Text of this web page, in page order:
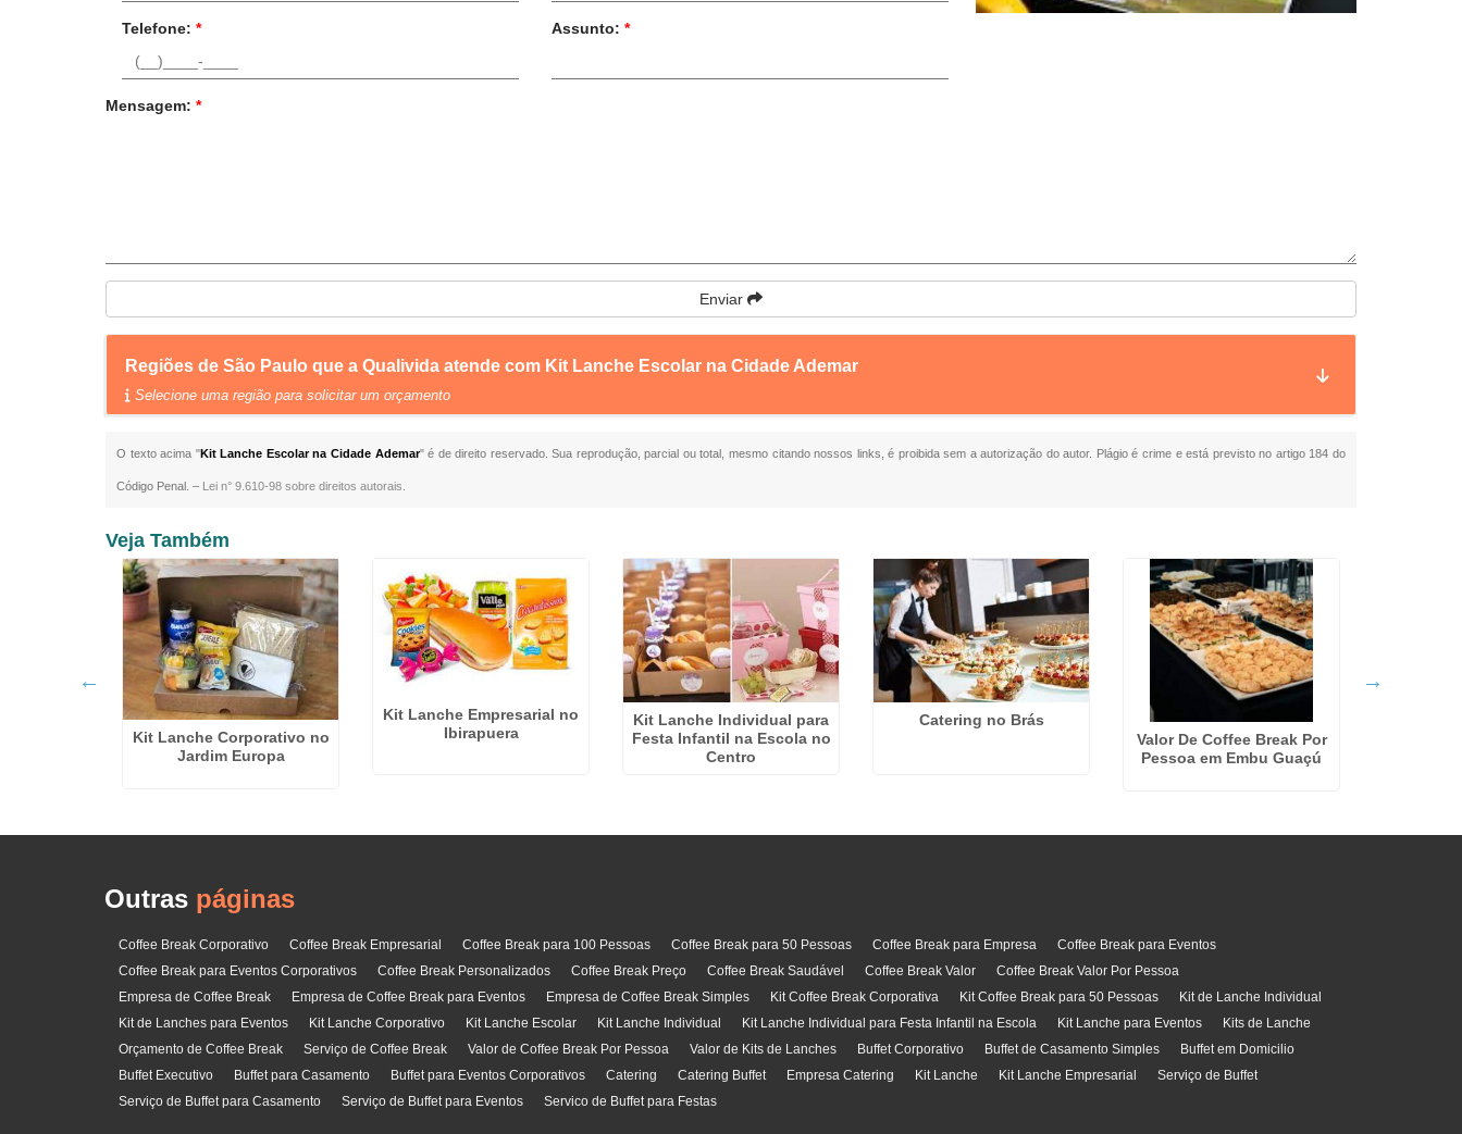
Telefone:* Assunto: *
Mensagem:*
Enviar
Regiões de São Paulo que a Qualivida atende com Kit Lanche Escolar na Cidade Ademar
Selecione uma região para solicitar um orçamento
O texto acima "Kit Lanche Escolar na Cidade Ademar" é de direito reservado. Sua reprodução, parcial ou total, mesmo citando nossos links, é proibida sem a autorização do autor. Plágio é crime e está previsto no artigo 184 do
Código Penal. – Lei n° 9.610-98 sobre direitos autorais
Veja Também
Kit Lanche Corporativo no
Jardim Europa
Kit Lanche Empresarial no
Ibirapuera
Kit Lanche Individual para
Festa Infantil na Escola no
Centro
Catering no Brás
Valor De Coffee Break Por
Pessoa em Embu Guaçú
Outras páginas
Coffee Break Corporativo Coffee Break Empresarial Coffee Break para 100 Pessoas Coffee Break para 50 Pessoas Coffee Break para Empresa
Coffee Break para Eventos
Coffee Break para Eventos Corporativos
Coffee Break Personalizados Coffee Break Preço Coffee Break Saudável Coffee Break Valor
Coffee Break Valor Por Pessoa
Empresa de Coffee Break
Empresa de Coffee Break para Eventos Empresa de Coffee Break Simples Kit Coffee Break Corporativa Kit Coffee Break para 50 Pessoas
Kit de Lanche Individual
Kit de Lanches para Eventos
Kit Lanche Corporativo Kit Lanche Escolar Kit Lanche Individual Kit Lanche Individual para Festa Infantil na Escola Kit Lanche para Eventos
Kits de Lanche
Orçamento de Coffee Break
Serviço de Coffee Break Valor de Coffee Break Por Pessoa Valor de Kits de Lanches Buffet Corporativo Buffet de Casamento Simples
Buffet em Domicilio
Buffet Executivo
Buffet para Casamento Buffet para Eventos Corporativos Catering Catering Buffet Empresa Catering Kit Lanche Kit Lanche Empresarial
Serviço de Buffet
Serviço de Buffet para Casamento
Serviço de Buffet para Eventos Servico de Buffet para Festas